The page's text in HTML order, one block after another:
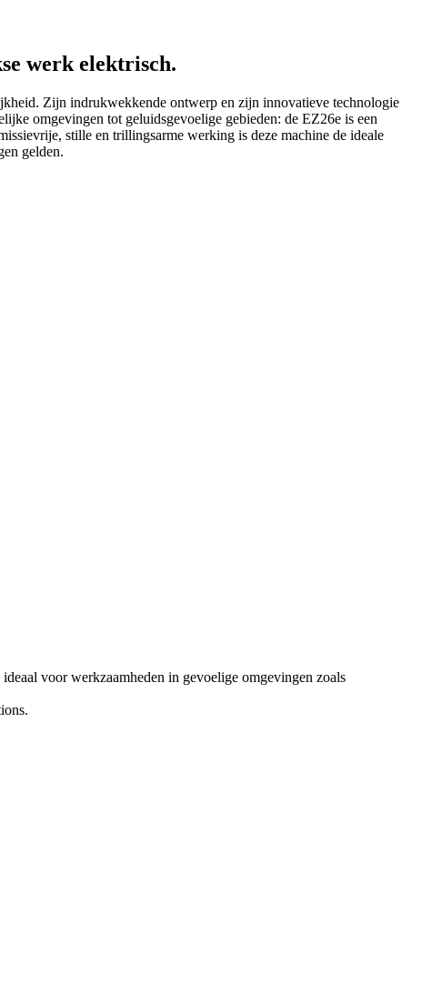
werk elektrisch.
Zijn indrukwekkende ontwerp en zijn innovatieve technologie
omgevingen tot geluidsgevoelige gebieden: de EZ26e is een
stille en trillingsarme werking is deze machine de ideale
gelden.
voor werkzaamheden in gevoelige omgevingen zoals